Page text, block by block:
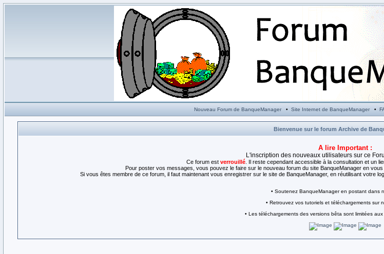
Nouveau Forum de BanqueManager• Site Internet de BanqueManager•
Bienvenue sur le forum Archive de
A lire Important :
L'inscription des nouveaux utilisateurs sur ce
Ce forum est verrouillé . Il reste cependant accessible à la consultation et un
Pour poster vos messages, vous pouvez le faire sur le nouveau forum du site BanqueManager en
Si vous êtes membre de ce forum, il faut maintenant vous enregistrer sur le site de BanqueManager, en réutilisant votre
• Soutenez BanqueManager en postant dans
• Retrouvez vos tutoriels et téléchargements sur
• Les téléchargements des versions bêta sont limitées